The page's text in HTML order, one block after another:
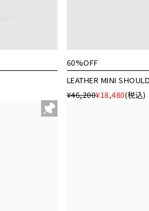
60%OFF
LEATHER MINI
¥46,200¥18,480(税込)